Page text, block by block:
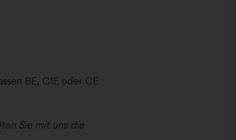
BE, C1E oder CE
Sie mit uns die